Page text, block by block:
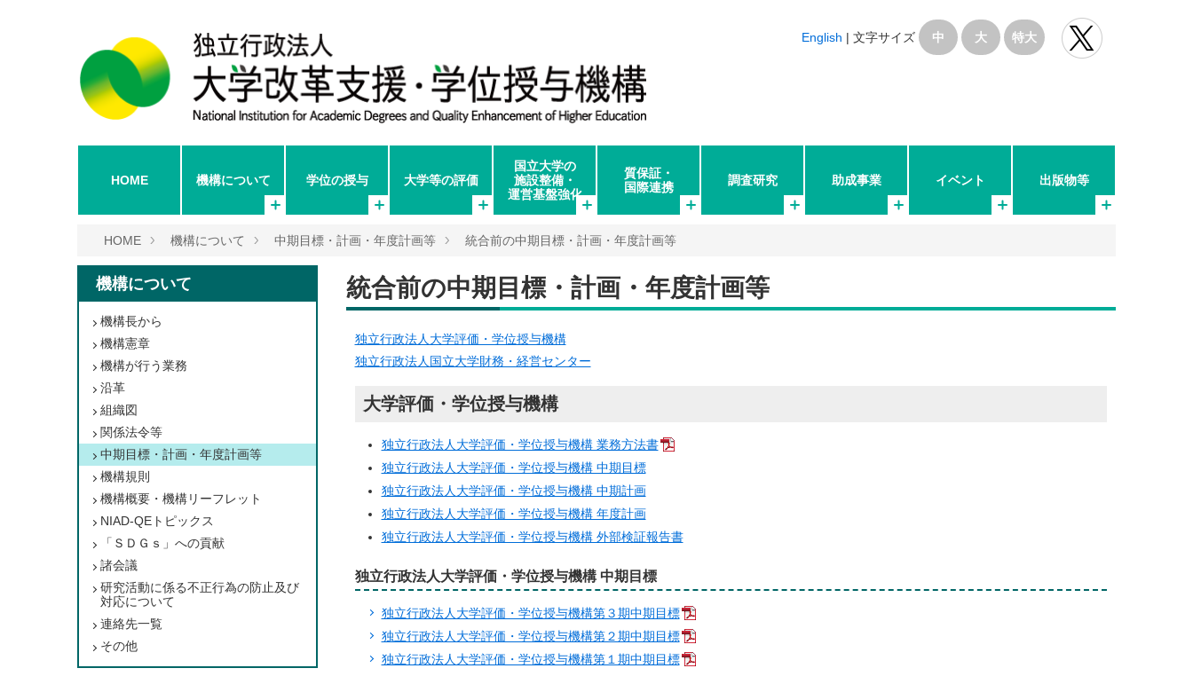
English | 文字サイズ 中 大 特大
HOME 機構について 学位の授与 大学等の評価
国立大学の
施設整備・
運営基盤強化
質保証・
国際連携
調査研究 助成事業 イベント 出版物等
HOME 機構について 中期目標・計画・年度計画等 統合前の中期目標・計画・年度計画等
統合前の中期目標・計画・年度計画等
独立行政法人大学評価・学位授与機構
独立行政法人国立大学財務・経営センター
大学評価・学位授与機構
独立行政法人大学評価・学位授与機構 業務方法書
独立行政法人大学評価・学位授与機構 中期目標
独立行政法人大学評価・学位授与機構 中期計画
独立行政法人大学評価・学位授与機構 年度計画
独立行政法人大学評価・学位授与機構 外部検証報告書
独立行政法人大学評価・学位授与機構 中期目標
独立行政法人大学評価・学位授与機構第３期中期目標
独立行政法人大学評価・学位授与機構第２期中期目標
独立行政法人大学評価・学位授与機構第１期中期目標
機構について
機構長から
機構憲章
機構が行う業務
沿革
組織図
関係法令等
中期目標・計画・年度計画等
機構規則
機構概要・機構リーフレット
NIAD-QEトピックス
「ＳＤＧｓ」への貢献
諸会議
研究活動に係る不正行為の防止及び
対応について
連絡先一覧
その他